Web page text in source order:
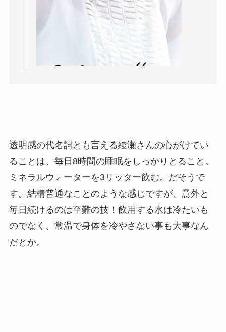
透明感の代名詞とも言える綾瀬さんの心がけてい
ることは、毎日8時間の睡眠をしっかりとること。
ミネラルウォーターを3リッター飲む。だそうで
す。結構普通なことのような感じですが、意外と
毎日続けるのは至難の技！飲用する水は冷たいも
のでなく、常温で身体を冷やさない事も大事なん
だとか。